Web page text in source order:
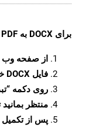
برای DOCX به PDF
از صفحه وب
فایل DOCX خود را از دستگاه خود آپلود کنید.
روی دکمه
منتظر بمانید